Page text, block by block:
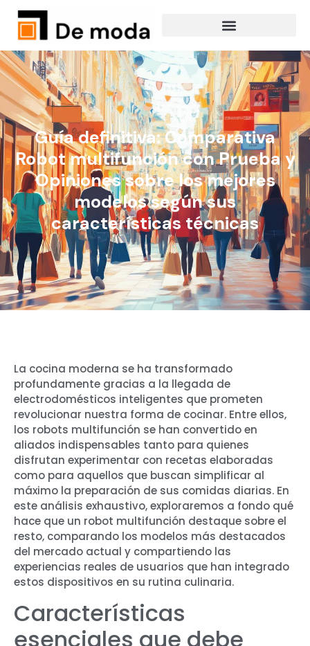
Guía definitiva: Comparativa
Robot multifunción con Prueba y
Opiniones sobre los mejores
modelos según sus
características técnicas
La cocina moderna se ha transformado
profundamente gracias a la llegada de
electrodomésticos inteligentes que prometen
revolucionar nuestra forma de cocinar. Entre ellos,
los robots multifunción se han convertido en
aliados indispensables tanto para quienes
disfrutan experimentar con recetas elaboradas
como para aquellos que buscan simplificar al
máximo la preparación de sus comidas diarias. En
este análisis exhaustivo, exploraremos a fondo qué
hace que un robot multifunción destaque sobre el
resto, comparando los modelos más destacados
del mercado actual y compartiendo las
experiencias reales de usuarios que han integrado
estos dispositivos en su rutina culinaria.
Características
esenciales que debe